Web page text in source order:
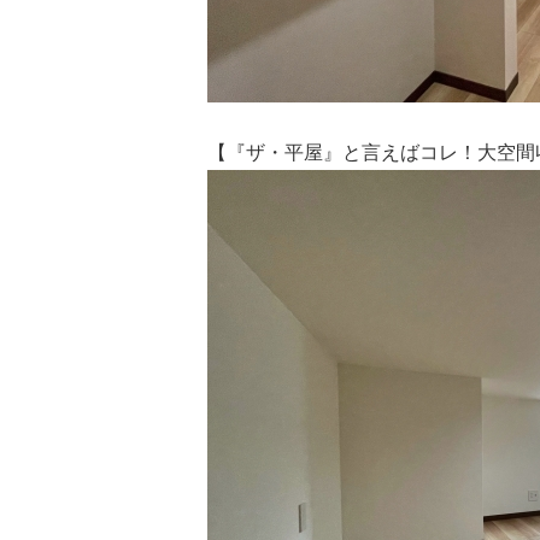
【『ザ・平屋』と言えばコレ！大空